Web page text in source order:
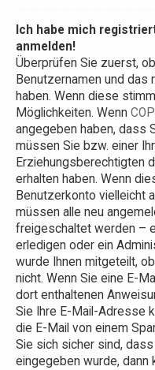
Ich habe mich
anmelden!
Überprüfen Sie zuerst,
Benutzernamen und
haben. Wenn diese
Möglichkeiten. Wenn
angegeben haben, dass
müssen Sie bzw. einer
Erziehungsberechtigten
erhalten haben. Wenn
Benutzerkonto vielleicht
müssen alle neu
freigeschaltet werden –
erledigen oder ein
wurde Ihnen mitgeteilt,
nicht. Wenn Sie eine E-
dort enthaltenen
Sie Ihre E-Mail-Adresse
die E-Mail von einem
Sie sich sicher sind,
eingegeben wurde, dann